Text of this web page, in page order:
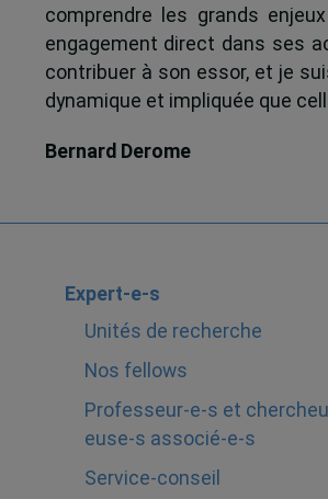
comprendre les grands
engagement direct dans ses
contribuer à son essor, et je
dynamique et impliquée que
Bernard Derome
Expert-e-s
Unités de recherche
Nos fellows
Professeur-e-s et
euse-s associé-e-s
Service-conseil